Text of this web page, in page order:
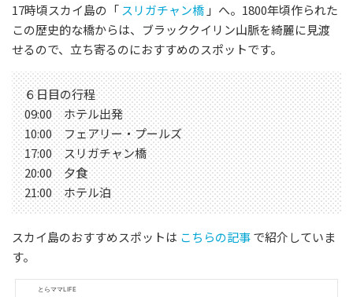
17時頃スカイ島の「 スリガチャン橋 」へ。1800年頃作られた
この歴史的な橋からは、ブラッククイリン山脈を綺麗に見渡
せるので、立ち寄るのにおすすめのスポットです。
６日目の行程
09:00 ホテル出発
10:00 フェアリー・プールズ
17:00 スリガチャン橋
20:00 夕食
21:00 ホテル泊
スカイ島のおすすめスポットは こちらの記事で紹介していま
す。
とらママLIFE